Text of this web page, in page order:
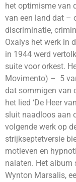
het optimisme van
van een land dat –
discriminatie,
Oxalys het werk in
in 1944 werd
suite voor orkest.
Movimento) – 5
dat sommigen van
het lied ‘De Heer
sluit naadloos aan
volgende werk op
strijkseptetversie
motieven en
nalaten. Het album
Wynton Marsalis,